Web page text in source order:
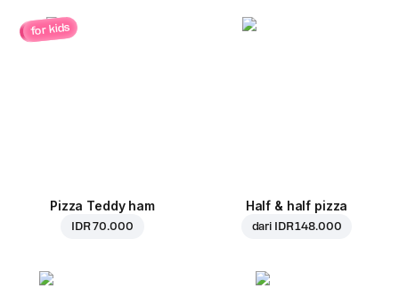
for kids
Pizza Teddy ham
IDR 70.000
Half & half pizza
dari IDR 148.000